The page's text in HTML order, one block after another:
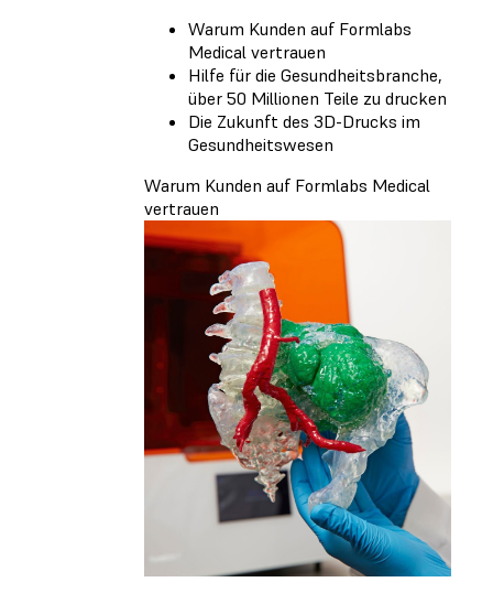
Warum Kunden auf Formlabs
Medical vertrauen
Hilfe für die Gesundheitsbranche,
über 50 Millionen Teile zu drucken
Die Zukunft des 3D-Drucks im
Gesundheitswesen
Warum Kunden auf Formlabs Medical
vertrauen